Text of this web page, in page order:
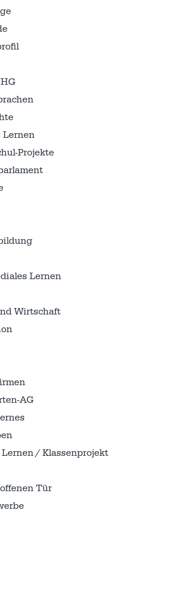
Lernen
Projekte
Lernen
Wirtschaft
AG
Lernen / Klassenprojekt
Tür